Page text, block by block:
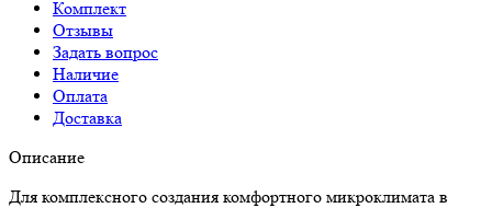
Комплект
Отзывы
Задать вопрос
Наличие
Оплата
Доставка
Описание
Для комплексного создания комфортного микроклимата в